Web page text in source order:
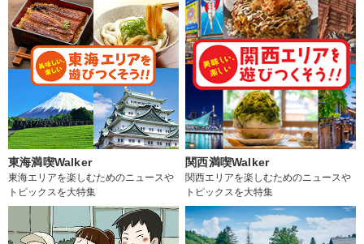
東海満喫Walker
東海エリアを楽しむためのニュースや
トピックスを大特集
関西満喫Walker
関西エリアを楽しむためのニュースや
トピックスを大特集